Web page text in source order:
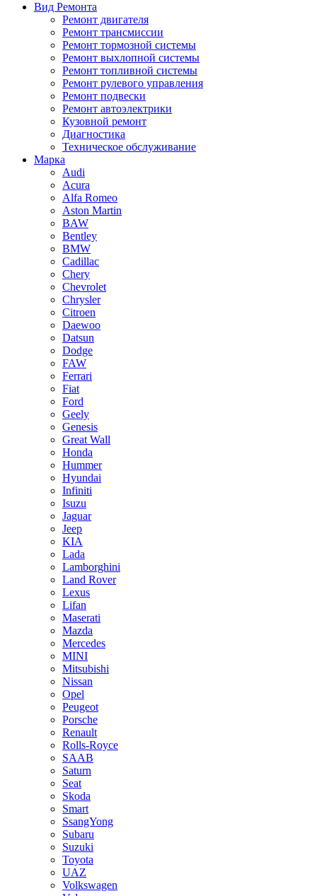
Вид Ремонта
Ремонт двигателя
Ремонт трансмиссии
Ремонт тормозной системы
Ремонт выхлопной системы
Ремонт топливной системы
Ремонт рулевого управления
Ремонт подвески
Ремонт автоэлектрики
Кузовной ремонт
Диагностика
Техническое обслуживание
Марка
Audi
Acura
Alfa Romeo
Aston Martin
BAW
Bentley
BMW
Cadillac
Chery
Chevrolet
Chrysler
Citroen
Daewoo
Datsun
Dodge
FAW
Ferrari
Fiat
Ford
Geely
Genesis
Great Wall
Honda
Hummer
Hyundai
Infiniti
Isuzu
Jaguar
Jeep
KIA
Lada
Lamborghini
Land Rover
Lexus
Lifan
Maserati
Mazda
Mercedes
MINI
Mitsubishi
Nissan
Opel
Peugeot
Porsche
Renault
Rolls-Royce
SAAB
Saturn
Seat
Skoda
Smart
SsangYong
Subaru
Suzuki
Toyota
UAZ
Volkswagen